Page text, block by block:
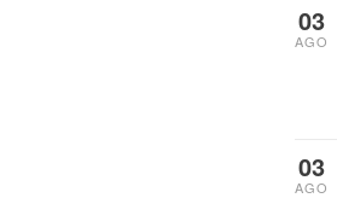
03
AGO
03
AGO